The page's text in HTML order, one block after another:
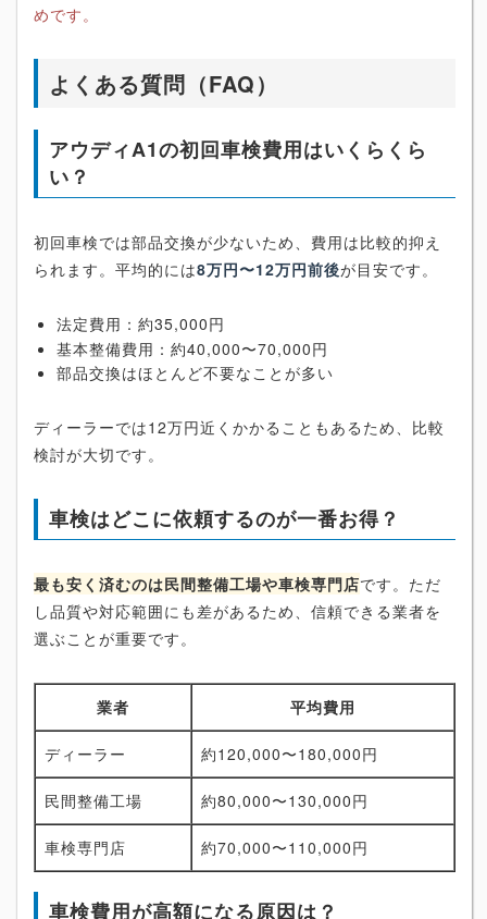
めです。
よくある質問（FAQ）
アウディA1の初回車検費用はいくらくら
い？
初回車検では部品交換が少ないため、費用は比較的抑え
られます。平均的には8万円〜12万円前後が目安です。
法定費用：約35,000円
基本整備費用：約40,000〜70,000円
部品交換はほとんど不要なことが多い
ディーラーでは12万円近くかかることもあるため、比較
検討が大切です。
車検はどこに依頼するのが一番お得？
最も安く済むのは民間整備工場や車検専門店です。ただ
し品質や対応範囲にも差があるため、信頼できる業者を
選ぶことが重要です。
業者 平均費用
ディーラー 約120,000〜180,000円
民間整備工場 約80,000〜130,000円
車検専門店 約70,000〜110,000円
車検費用が高額になる原因は？